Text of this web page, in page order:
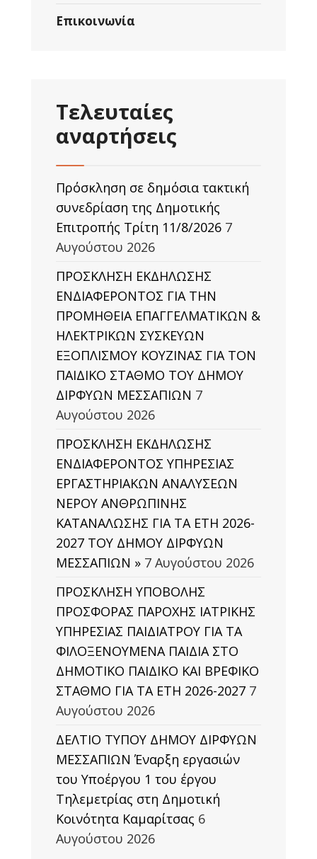
Επικοινωνία
Τελευταίες
αναρτήσεις
Πρόσκληση σε δημόσια τακτική
συνεδρίαση της Δημοτικής
Επιτροπής Τρίτη 11/8/2026 7
Αυγούστου 2026
ΠΡΟΣΚΛΗΣΗ ΕΚΔΗΛΩΣΗΣ
ΕΝΔΙΑΦΕΡΟΝΤΟΣ ΓΙΑ ΤΗΝ
ΠΡΟΜΗΘΕΙΑ ΕΠΑΓΓΕΛΜΑΤΙΚΩΝ &
ΗΛΕΚΤΡΙΚΩΝ ΣΥΣΚΕΥΩΝ
ΕΞΟΠΛΙΣΜΟΥ ΚΟΥΖΙΝΑΣ ΓΙΑ ΤΟΝ
ΠΑΙΔΙΚΟ ΣΤΑΘΜΟ ΤΟΥ ΔΗΜΟΥ
ΔΙΡΦΥΩΝ ΜΕΣΣΑΠΙΩΝ 7
Αυγούστου 2026
ΠΡΟΣΚΛΗΣΗ ΕΚΔΗΛΩΣΗΣ
ΕΝΔΙΑΦΕΡΟΝΤΟΣ ΥΠΗΡΕΣΙΑΣ
ΕΡΓΑΣΤΗΡΙΑΚΩΝ ΑΝΑΛΥΣΕΩΝ
ΝΕΡΟΥ ΑΝΘΡΩΠΙΝΗΣ
ΚΑΤΑΝΑΛΩΣΗΣ ΓΙΑ ΤΑ ΕΤΗ 2026-
2027 ΤΟΥ ΔΗΜΟΥ ΔΙΡΦΥΩΝ
ΜΕΣΣΑΠΙΩΝ » 7 Αυγούστου 2026
ΠΡΟΣΚΛΗΣΗ ΥΠΟΒΟΛΗΣ
ΠΡΟΣΦΟΡΑΣ ΠΑΡΟΧΗΣ ΙΑΤΡΙΚΗΣ
ΥΠΗΡΕΣΙΑΣ ΠΑΙΔΙΑΤΡΟΥ ΓΙΑ ΤΑ
ΦΙΛΟΞΕΝΟΥΜΕΝΑ ΠΑΙΔΙΑ ΣΤΟ
ΔΗΜΟΤΙΚΟ ΠΑΙΔΙΚΟ ΚΑΙ ΒΡΕΦΙΚΟ
ΣΤΑΘΜΟ ΓΙΑ ΤΑ ΕΤΗ 2026-2027 7
Αυγούστου 2026
ΔΕΛΤΙΟ ΤΥΠΟΥ ΔΗΜΟΥ ΔΙΡΦΥΩΝ
ΜΕΣΣΑΠΙΩΝ Έναρξη εργασιών
του Υποέργου 1 του έργου
Τηλεμετρίας στη Δημοτική
Κοινότητα Καμαρίτσας 6
Αυγούστου 2026